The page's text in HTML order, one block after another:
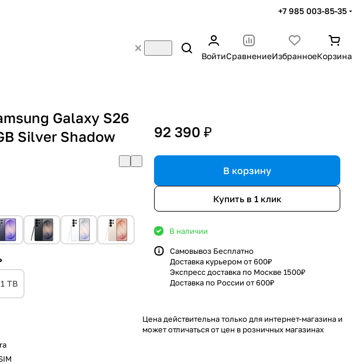
+7 985 003-85-35
ВойтиСравнениеИзбранноеКорзина
Galaxy S26
Silver Shadow
1 TB
92 390 ₽
В корзину
Купить в 1 клик
В наличии
Самовывоз Бесплатно
Доставка курьером от 600₽
Экспресс доставка по Москве 1500₽
Доставка по России от 600₽
Цена действительна только для интернет-магазина и
может отличаться от цен в розничных магазинах